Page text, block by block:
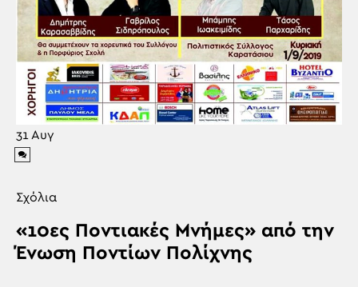
31 Αυγ
Σχόλια
«10ες Ποντιακές Μνήμες» από την
Ένωση Ποντίων Πολίχνης